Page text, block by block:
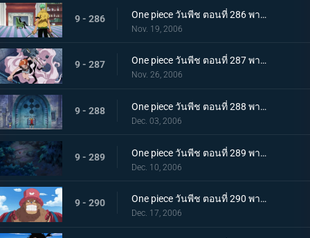
9 - 286 One piece วันพีช ตอนที่ 286 พากย์ไทย พลังของผลปีศาจ! คาคุกับจาบราแปลงร่างใหญ่
Nov. 19, 2006
9 - 287 One piece วันพีช ตอนที่ 287 พากย์ไทย ถึงตายก็ไม่ยอมเตะ! เส้นทางอัศวินของลูกผู้ชายซันจิ
Nov. 26, 2006
9 - 288 One piece วันพีช ตอนที่ 288 พากย์ไทย ฟุกุโร่คำนวณพลาด! โคล่าของฉันคือน้ำแห่งชีวิต
Dec. 03, 2006
9 - 289 One piece วันพีช ตอนที่ 289 พากย์ไทย โซโลคิดค้นท่าใหม่! ดาบนั้นมีชื่อว่า โซเงคิง?
Dec. 10, 2006
9 - 290 One piece วันพีช ตอนที่ 290 พากย์ไทย เสียการควบคุม! รัมเบิ้ลต้องห้ามของช็อปเปอร์
Dec. 17, 2006